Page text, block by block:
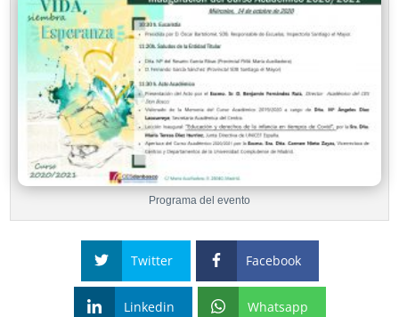
Programa del evento
Twitter Facebook
Linkedin Whatsapp